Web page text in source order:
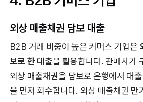
외상 매출채권 담보 대출
B2B 거래 비중이 높은 커머스 기업은
보로 한 대출을 활용합니다. 판매사가
외상 매출채권을 담보로 은행에서 대
을 먼저 회수합니다. 외상 매출채권 만